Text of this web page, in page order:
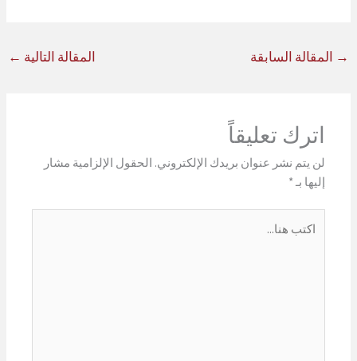
→ المقالة السابقة المقالة التالية ←
اترك تعليقاً
لن يتم نشر عنوان بريدك الإلكتروني. الحقول الإلزامية مشار
إليها بـ *
هنا...